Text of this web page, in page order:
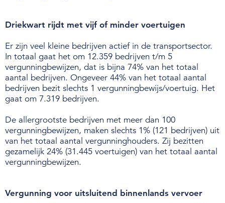
Driekwart rijdt met vijf of minder voertuigen
Er zijn veel kleine bedrijven actief in de transportsector.
In totaal gaat het om 12.359 bedrijven t/m 5
vergunningbewijzen, dat is bijna 74% van het totaal
aantal bedrijven. Ongeveer 44% van het totaal aantal
bedrijven bezit slechts 1 vergunningbewijs/voertuig. Het
gaat om 7.319 bedrijven.
De allergrootste bedrijven met meer dan 100
vergunningbewijzen, maken slechts 1% (121 bedrijven) uit
van het totaal aantal vergunninghouders. Zij bezitten
gezamelijk 24% (31.445 voertuigen) van het totaal aantal
vergunningbewijzen.
Vergunning voor uitsluitend binnenlands vervoer